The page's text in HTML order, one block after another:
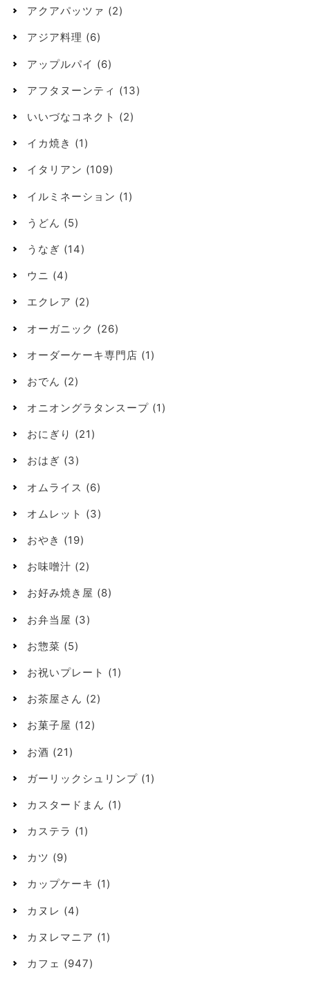
アクアパッツァ (2)
アジア料理 (6)
アップルパイ (6)
アフタヌーンティ (13)
いいづなコネクト (2)
イカ焼き (1)
イタリアン (109)
イルミネーション (1)
うどん (5)
うなぎ (14)
ウニ (4)
エクレア (2)
オーガニック (26)
オーダーケーキ専門店 (1)
おでん (2)
オニオングラタンスープ (1)
おにぎり (21)
おはぎ (3)
オムライス (6)
オムレット (3)
おやき (19)
お味噌汁 (2)
お好み焼き屋 (8)
お弁当屋 (3)
お惣菜 (5)
お祝いプレート (1)
お茶屋さん (2)
お菓子屋 (12)
お酒 (21)
ガーリックシュリンプ (1)
カスタードまん (1)
カステラ (1)
カツ (9)
カップケーキ (1)
カヌレ (4)
カヌレマニア (1)
カフェ (947)